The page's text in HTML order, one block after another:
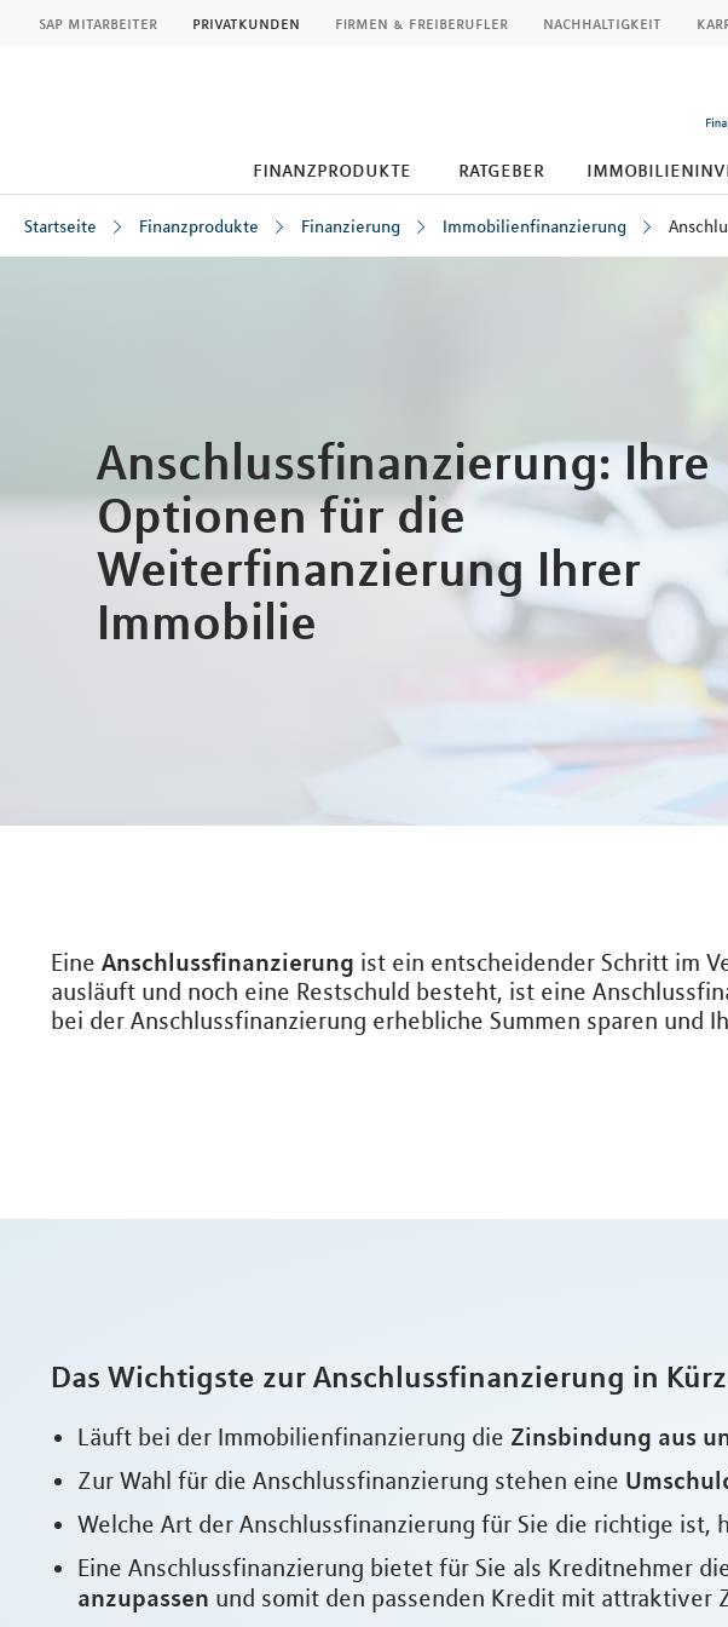
sap mitarbeiter privatkunden firmen & freiberufler nachhaltigkeit
finanzprodukte ratgeber
Startseite Finanzprodukte Finanzierung Immobilienfinanzierung
Anschlussfinanzierung: Ihre
Optionen für die
Weiterfinanzierung Ihrer
Immobilie
Eine Anschlussfinanzierung ist ein entscheidender Schritt im
ausläuft und noch eine Restschuld besteht, ist eine
bei der Anschlussfinanzierung erhebliche Summen sparen und
Das Wichtigste zur Anschlussfinanzierung in
Läuft bei der Immobilienfinanzierung die Zinsbindung aus
Zur Wahl für die Anschlussfinanzierung stehen eine
Welche Art der Anschlussfinanzierung für Sie die richtige ist,
Eine Anschlussfinanzierung bietet für Sie als Kreditnehmer
anzupassen und somit den passenden Kredit mit attraktiver